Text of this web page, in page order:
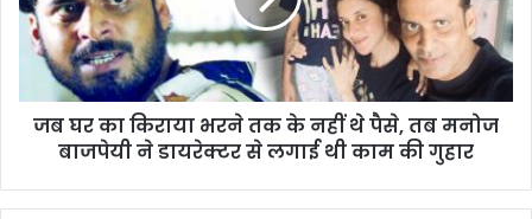
जब घर का किराया भरने तक के नहीं थे पैसे, तब मनोज
बाजपेयी ने डायरेक्टर से लगाई थी काम की गुहार